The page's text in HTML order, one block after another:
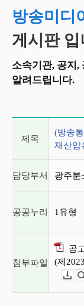
방송미디
게시판 입
소속기관, 공지,
알려드립니다.
제목
(방송
재산압
담당부서 광주분
공공누리 1유형
첨부파일
공
(제